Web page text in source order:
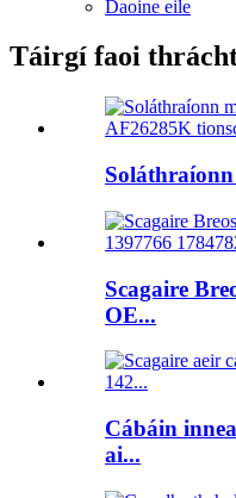
Daoine eile
Táirgí faoi
Scagaire
OE...
Cábáin
ai...